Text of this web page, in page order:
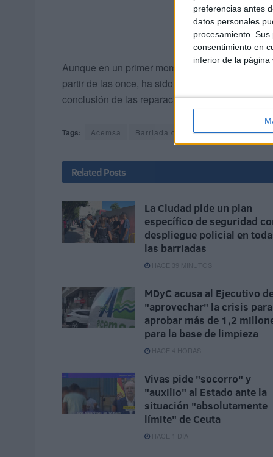
preferencias antes
datos personales
procesamiento.
consentimiento en
inferior de la página
Aunque en un primer momento Acemsa y la
partir de las once, ha sido a las dos de la tarde
conclusión de las reparaciones y el regreso del
Tags: Acemsa Barriada de Hadú o San José
Related Posts
La Ciudad pide un plan
específico de seguridad
despliegue policial en
las barriadas
HACE 39 MINUTOS
MDyC acusa al Ejecutivo
"aprovechar" la crisis para
aprobar más de 1,2
para la base de limpieza
HACE 4 HORAS
Vivas pide "socorro" y
"auxilio" al Estado ante la
situación "absolutamente
límite" de Ceuta
HACE 1 DÍA